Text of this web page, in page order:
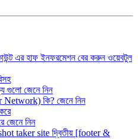
এর হাফ ইনফরমেশন বের করুন ওয়েবটুল
গুলো জেনে নিন
Network) কি? জেনে নিন
জেনে নিন
taker site দ্বিতীয় [footer &